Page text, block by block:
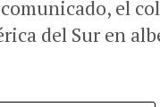
el
del Sur en